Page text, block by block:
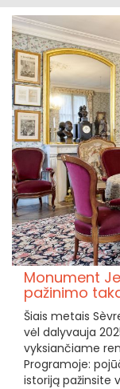
Monument
pažinimo
Šiais metais
vėl dalyvauja
vyksiančiame
Programoje:
istoriją pažinsite